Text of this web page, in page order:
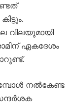
വിലയുമായി
ഏകദേശം
നൽകേണ്ട